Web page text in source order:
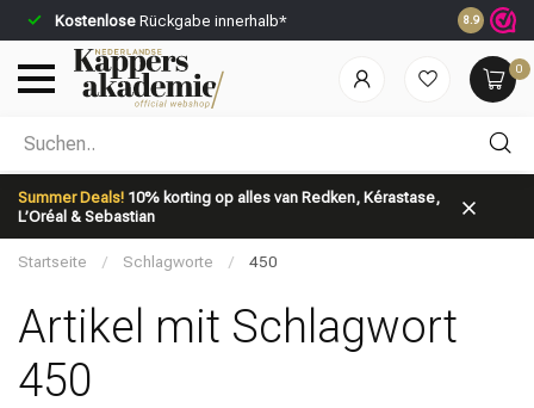
Kostenlose Rückgabe innerhalb* Vor 23:59
8.9
0
Summer Deals! 10% korting op alles van Redken, Kérastase,
L’Oréal & Sebastian
Nach welcher Kategorie suchst du?
Marken
Startseite / Schlagworte / 450
Artikel mit Schlagwort
450